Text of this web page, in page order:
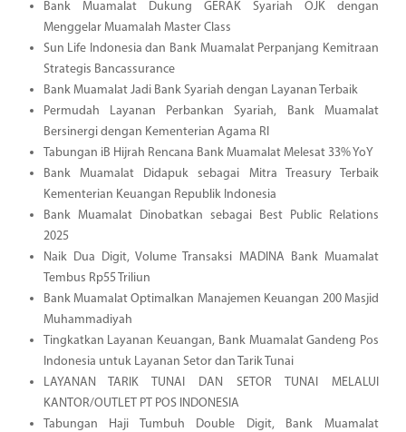
Bank Muamalat Dukung GERAK Syariah OJK dengan
Menggelar Muamalah Master Class
Sun Life Indonesia dan Bank Muamalat Perpanjang Kemitraan
Strategis Bancassurance
Bank Muamalat Jadi Bank Syariah dengan Layanan Terbaik
Permudah Layanan Perbankan Syariah, Bank Muamalat
Bersinergi dengan Kementerian Agama RI
Tabungan iB Hijrah Rencana Bank Muamalat Melesat 33% YoY
Bank Muamalat Didapuk sebagai Mitra Treasury Terbaik
Kementerian Keuangan Republik Indonesia
Bank Muamalat Dinobatkan sebagai Best Public Relations
2025
Naik Dua Digit, Volume Transaksi MADINA Bank Muamalat
Tembus Rp55 Triliun
Bank Muamalat Optimalkan Manajemen Keuangan 200 Masjid
Muhammadiyah
Tingkatkan Layanan Keuangan, Bank Muamalat Gandeng Pos
Indonesia untuk Layanan Setor dan Tarik Tunai
LAYANAN TARIK TUNAI DAN SETOR TUNAI MELALUI
KANTOR/OUTLET PT POS INDONESIA
Tabungan Haji Tumbuh Double Digit, Bank Muamalat